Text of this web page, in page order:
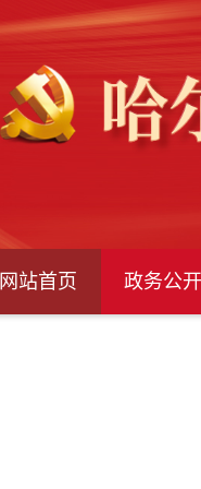
网站首页 政务公开